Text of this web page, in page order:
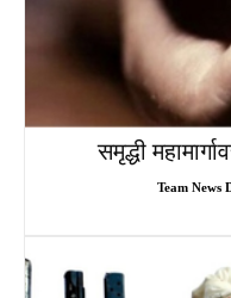
समृद्धी
Team News